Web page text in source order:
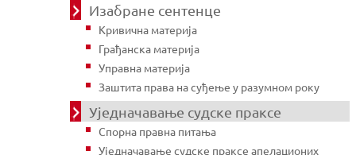
Изабране сентенце
Кривична материја
Грађанска материја
Управна материја
Заштита права на суђење у разумном року
Уједначавање судске праксе
Спорна правна питања
Уједначавање судске праксе апелационих